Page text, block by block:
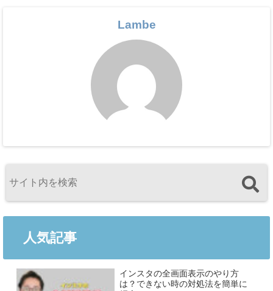
Lambe
人気記事
インスタの全画面表示のやり方
は？できない時の対処法を簡単に